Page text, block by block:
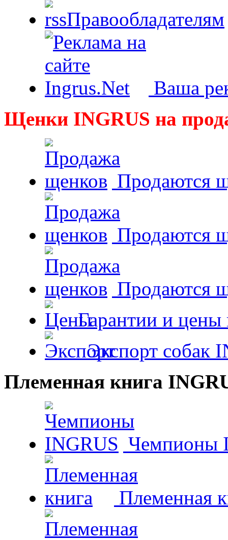
Правообладателям
Ваша
Щенки INGRUS на
Продаются
Продаются
Продаются
Гарантии и цены
Экспорт собак
Племенная книга
Чемпионы
Племенная